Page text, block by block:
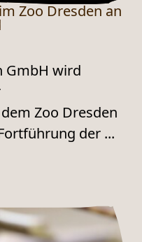
Zoo Dresden an
GmbH wird
Zoo Dresden
der ...